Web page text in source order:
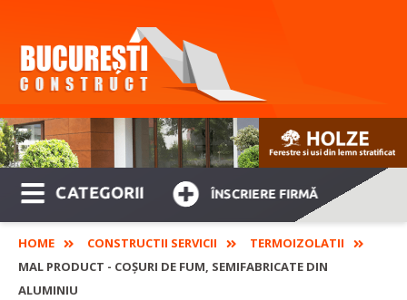
CATEGORII ÎNSCRIERE FIRMĂ
HOME CONSTRUCTII SERVICII
TERMOIZOLATII
MAL PRODUCT - COȘURI DE FUM, SEMIFABRICATE DIN
ALUMINIU